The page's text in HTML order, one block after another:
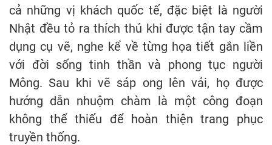
cả những vị khách quốc tế, đặc biệt là người
Nhật đều tỏ ra thích thú khi được tận tay cầm
dụng cụ vẽ, nghe kể về từng họa tiết gắn liền
với đời sống tinh thần và phong tục người
Mông. Sau khi vẽ sáp ong lên vải, họ được
hướng dẫn nhuộm chàm là một công đoạn
không thể thiếu để hoàn thiện trang phục
truyền thống.